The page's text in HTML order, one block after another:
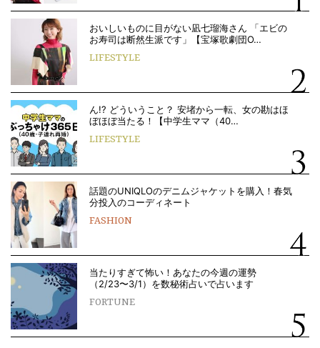
おいしいものに目がない凪七瑠海さん 「エビの
お寿司は断然生派です」【宝塚歌劇団O…
LIFESTYLE
ん!? どういうこと？ 安堵から一転、女の勘はほ
ぼほぼ当たる！【中学生ママ（40…
LIFESTYLE
話題のUNIQLOのデニムジャケットを購入！春気
分投入のコーディネート
FASHION
当たりすぎて怖い！あなたの今週の運勢
（2/23〜3/1）を数秘術占いで占います
FORTUNE